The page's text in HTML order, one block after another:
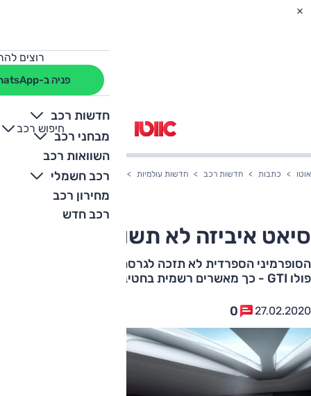
רוצים
פניה ב-WhatsApp
חדשות רכב
מבחני רכב
השוואות רכב
רכב חשמלי
מחירון רכב
רכב חדש
חיפוש רכב
+
-
אוטו כתבות חדשות רכב חדשות עולמיות סיאט איביזה לא תשודרג לקופרה
סיאט איביזה לא תשודרג לקופרה
הסופרמיני הספרדית לא תזכה לגרסה מקבילה לפולקסווגן
פולו GTI - כך מאשרים רשמית בחטיבת הביצועים הצעירה
27.02.2020
0